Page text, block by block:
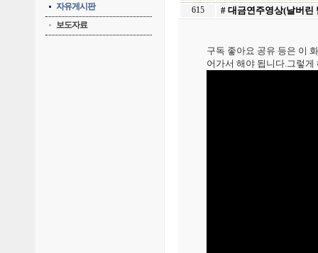
자유게시판
보도자료
615
# 대금연주영상(날버린
구독 좋아요 공유 등은 이
어가서 해야 됩니다.그렇게